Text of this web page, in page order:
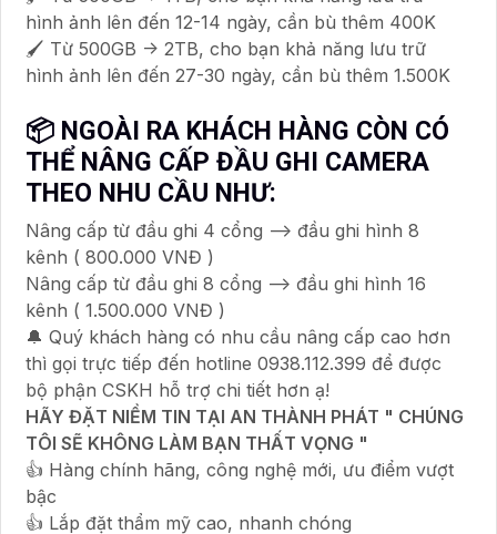
hình ảnh lên đến 12-14 ngày, cần bù thêm 400K
🖌 Từ 500GB -> 2TB, cho bạn khả năng lưu trữ
hình ảnh lên đến 27-30 ngày, cần bù thêm 1.500K
📦 NGOÀI RA KHÁCH HÀNG CÒN CÓ
THỂ NÂNG CẤP ĐẦU GHI CAMERA
THEO NHU CẦU NHƯ:
Nâng cấp từ đầu ghi 4 cổng --> đầu ghi hình 8
kênh ( 800.000 VNĐ )
Nâng cấp từ đầu ghi 8 cổng --> đầu ghi hình 16
kênh ( 1.500.000 VNĐ )
🔔 Quý khách hàng có nhu cầu nâng cấp cao hơn
thì gọi trực tiếp đến hotline 0938.112.399 để được
bộ phận CSKH hỗ trợ chi tiết hơn ạ!
HÃY ĐẶT NIỀM TIN TẠI AN THÀNH PHÁT " CHÚNG
TÔI SẼ KHÔNG LÀM BẠN THẤT VỌNG "
👍 Hàng chính hãng, công nghệ mới, ưu điểm vượt
bậc
👍 Lắp đặt thẩm mỹ cao, nhanh chóng